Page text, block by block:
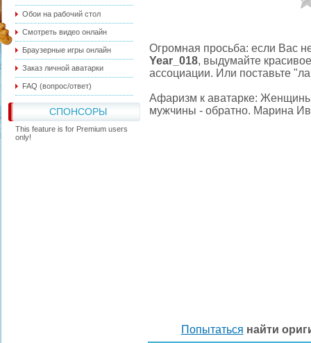
Обои на рабочий стол
Смотреть видео онлайн
Браузерные игры онлайн
Заказ личной аватарки
FAQ (вопрос/ответ)
СПОНСОРЫ
This feature is for Premium users
only!
Огромная просьба: если Вас
Year_018, выдумайте
ассоциации. Или поставьте
Афаризм к аватарке:
мужчины - обратно. Марина
Попытаться найти